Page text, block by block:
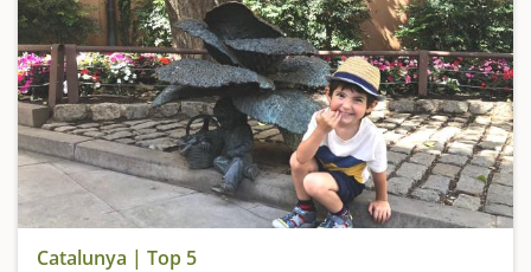
Catalunya | Top 5